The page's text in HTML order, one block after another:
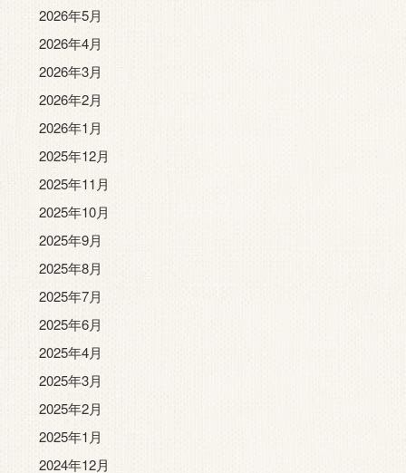
2026年5月
2026年4月
2026年3月
2026年2月
2026年1月
2025年12月
2025年11月
2025年10月
2025年9月
2025年8月
2025年7月
2025年6月
2025年4月
2025年3月
2025年2月
2025年1月
2024年12月